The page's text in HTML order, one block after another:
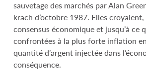
sauvetage des marchés par Alan
krach d’octobre 1987. Elles
consensus économique et jusqu’à ce
confrontées à la plus forte inflation
quantité d’argent injectée dans
conséquence.